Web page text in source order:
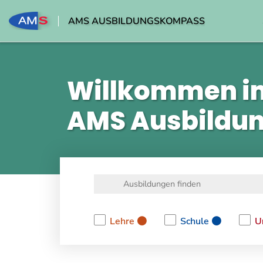
AMS AUSBILDUNGSKOMPASS
Willkommen
AMS
Lehre
Schule